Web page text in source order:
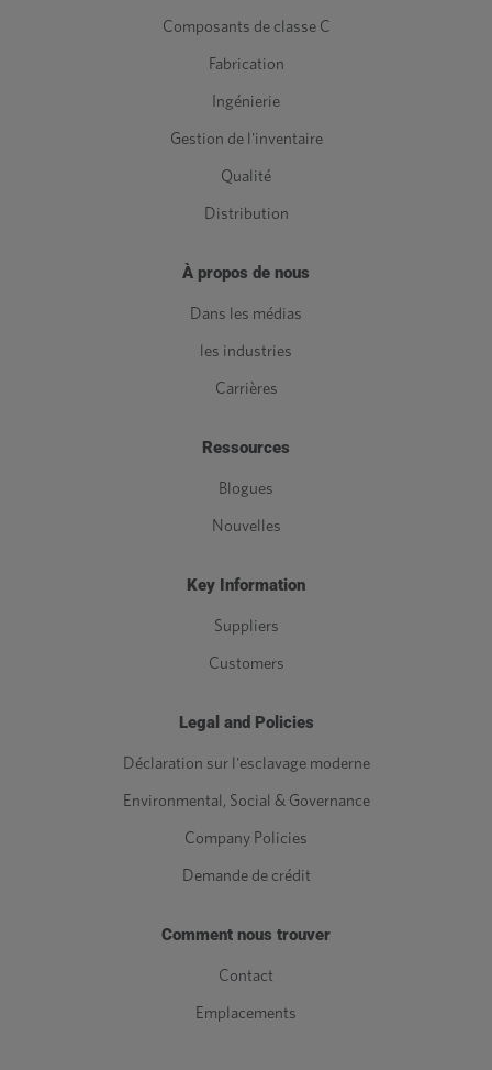
Composants de classe C
Fabrication
Ingénierie
Gestion de l'inventaire
Qualité
Distribution
À propos de nous
Dans les médias
les industries
Carrières
Ressources
Blogues
Nouvelles
Key Information
Suppliers
Customers
Legal and Policies
Déclaration sur l'esclavage moderne
Environmental, Social & Governance
Company Policies
Demande de crédit
Comment nous trouver
Contact
Emplacements